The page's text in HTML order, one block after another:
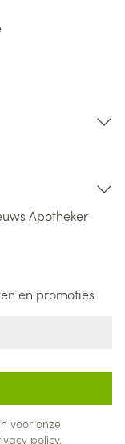
Apotheker
en promoties
voor onze
policy.